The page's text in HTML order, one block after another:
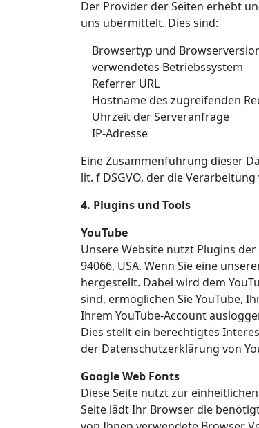
Der Provider der Seiten erhebt
uns übermittelt. Dies sind:
Browsertyp und
verwendetes Betriebssystem
Referrer URL
Hostname des zugreifenden
Uhrzeit der Serveranfrage
IP-Adresse
Eine Zusammenführung dieser
lit. f DSGVO, der die
4. Plugins und Tools
YouTube
Unsere Website nutzt Plugins der
94066, USA. Wenn Sie eine
hergestellt. Dabei wird dem
sind, ermöglichen Sie YouTube,
Ihrem YouTube-Account
Dies stellt ein berechtigtes
der Datenschutzerklärung von
Google Web Fonts
Diese Seite nutzt zur
Seite lädt Ihr Browser die